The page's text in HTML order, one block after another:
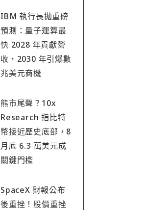
IBM 執行長拋重磅
預測：量子運算最
快 2028 年貢獻營
收，2030 年引爆數
兆美元商機
熊市尾聲？10x
Research 指比特
幣接近歷史底部，8
月底 6.3 萬美元成
關鍵門檻
SpaceX 財報公布
後重挫！股價重挫